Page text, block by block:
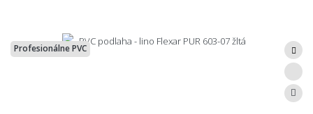
Profesionálne PVC